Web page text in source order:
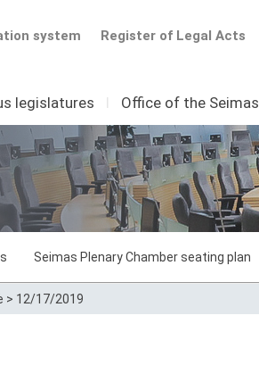
Register of Legal Acts
system
legislatures I Office of the Seimas
Seimas Plenary Chamber seating plan
> 12/17/2019